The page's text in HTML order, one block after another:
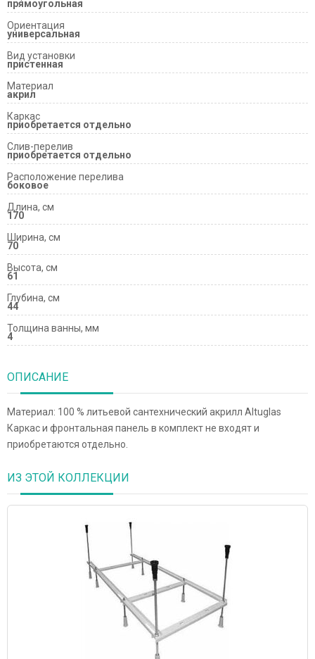
прямоугольная
Ориентация
универсальная
Вид установки
пристенная
Материал
акрил
Каркас
приобретается отдельно
Слив-перелив
приобретается отдельно
Расположение перелива
боковое
Длина, см
170
Ширина, см
70
Высота, см
61
Глубина, см
44
Толщина ванны, мм
4
ОПИСАНИЕ
Материал: 100 % литьевой сантехнический акрилл Altuglas
Каркас и фронтальная панель в комплект не входят и
приобретаются отдельно.
ИЗ ЭТОЙ КОЛЛЕКЦИИ